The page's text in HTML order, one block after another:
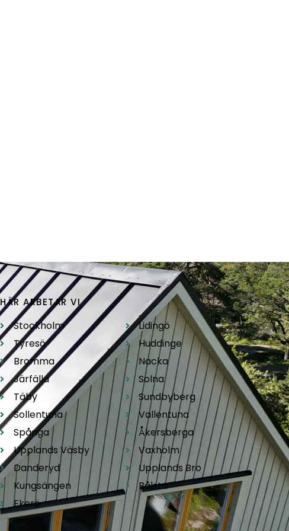
HÄR ARBETAR VI
Stockholm
Tyresö
Bromma
Järfälla
Täby
Sollentuna
Spånga
Upplands Väsby
Danderyd
Kungsängen
Ekerö
.
Lidingö
Huddinge
Nacka
Solna
Sundbyberg
Vallentuna
Åkersberga
Vaxholm
Upplands Bro
Bålsta